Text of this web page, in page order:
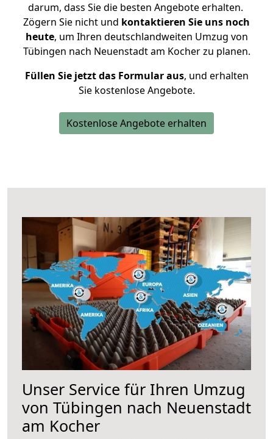
darum, dass Sie die besten Angebote erhalten.
Zögern Sie nicht und kontaktieren Sie uns noch
heute, um Ihren deutschlandweiten Umzug von
Tübingen nach Neuenstadt am Kocher zu planen.
Füllen Sie jetzt das Formular aus, und erhalten
Sie kostenlose Angebote.
Kostenlose Angebote erhalten
Unser Service für Ihren Umzug
von Tübingen nach Neuenstadt
am Kocher